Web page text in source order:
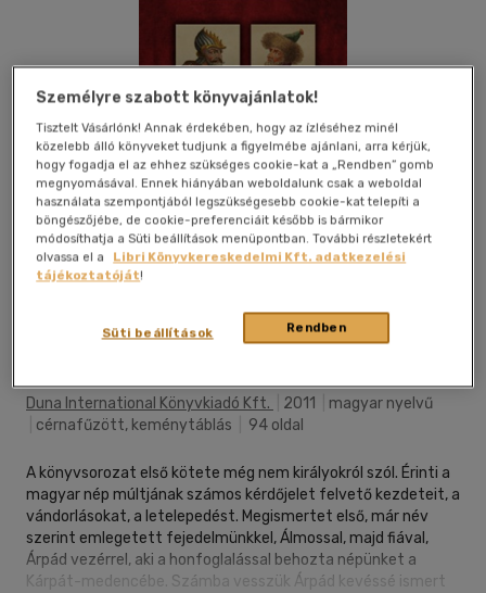
Kívánságlistához adom
Duna International Könyvkiadó Kft. 2011
magyar nyelvű
cérnafűzött, keménytáblás 94 oldal
A könyvsorozat első kötete még nem királyokról szól. Érinti a
magyar nép múltjának számos kérdőjelet felvető kezdeteit, a
vándorlásokat, a letelepedést. Megismertet első, már név
szerint emlegetett fejedelmünkkel, Álmossal, majd fiával,
Árpád vezérrel, aki a honfoglalással behozta népünket a
Kárpát-medencébe. Számba vesszük Árpád kevéssé ismert
Személyre szabott könyvajánlatok!
Tisztelt Vásárlónk! Annak érdekében, hogy az ízléséhez minél
közelebb álló könyveket tudjunk a figyelmébe ajánlani, arra kérjük,
hogy fogadja el az ehhez szükséges cookie-kat a „Rendben” gomb
megnyomásával. Ennek hiányában weboldalunk csak a weboldal
használata szempontjából legszükségesebb cookie-kat telepíti a
böngészőjébe, de cookie-preferenciáit később is bármikor
módosíthatja a Süti beállítások menüpontban. További részletekért
olvassa el a
Libri Könyvkereskedelmi Kft. adatkezelési
tájékoztatóját!
Rendben
Süti beállítások